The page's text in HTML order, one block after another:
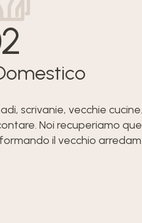
scrivanie, vecchie
Noi recuperiamo
il vecchio